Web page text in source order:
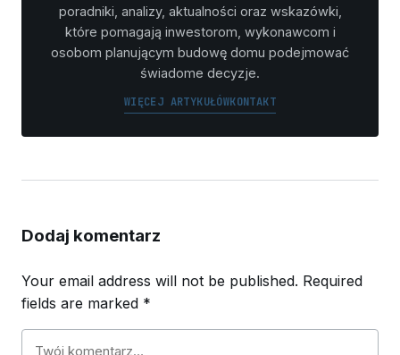
poradniki, analizy, aktualności oraz wskazówki,
które pomagają inwestorom, wykonawcom i
osobom planującym budowę domu podejmować
świadome decyzje.
WIĘCEJ ARTYKUŁÓWKONTAKT
Dodaj komentarz
Your email address will not be published. Required
fields are marked *